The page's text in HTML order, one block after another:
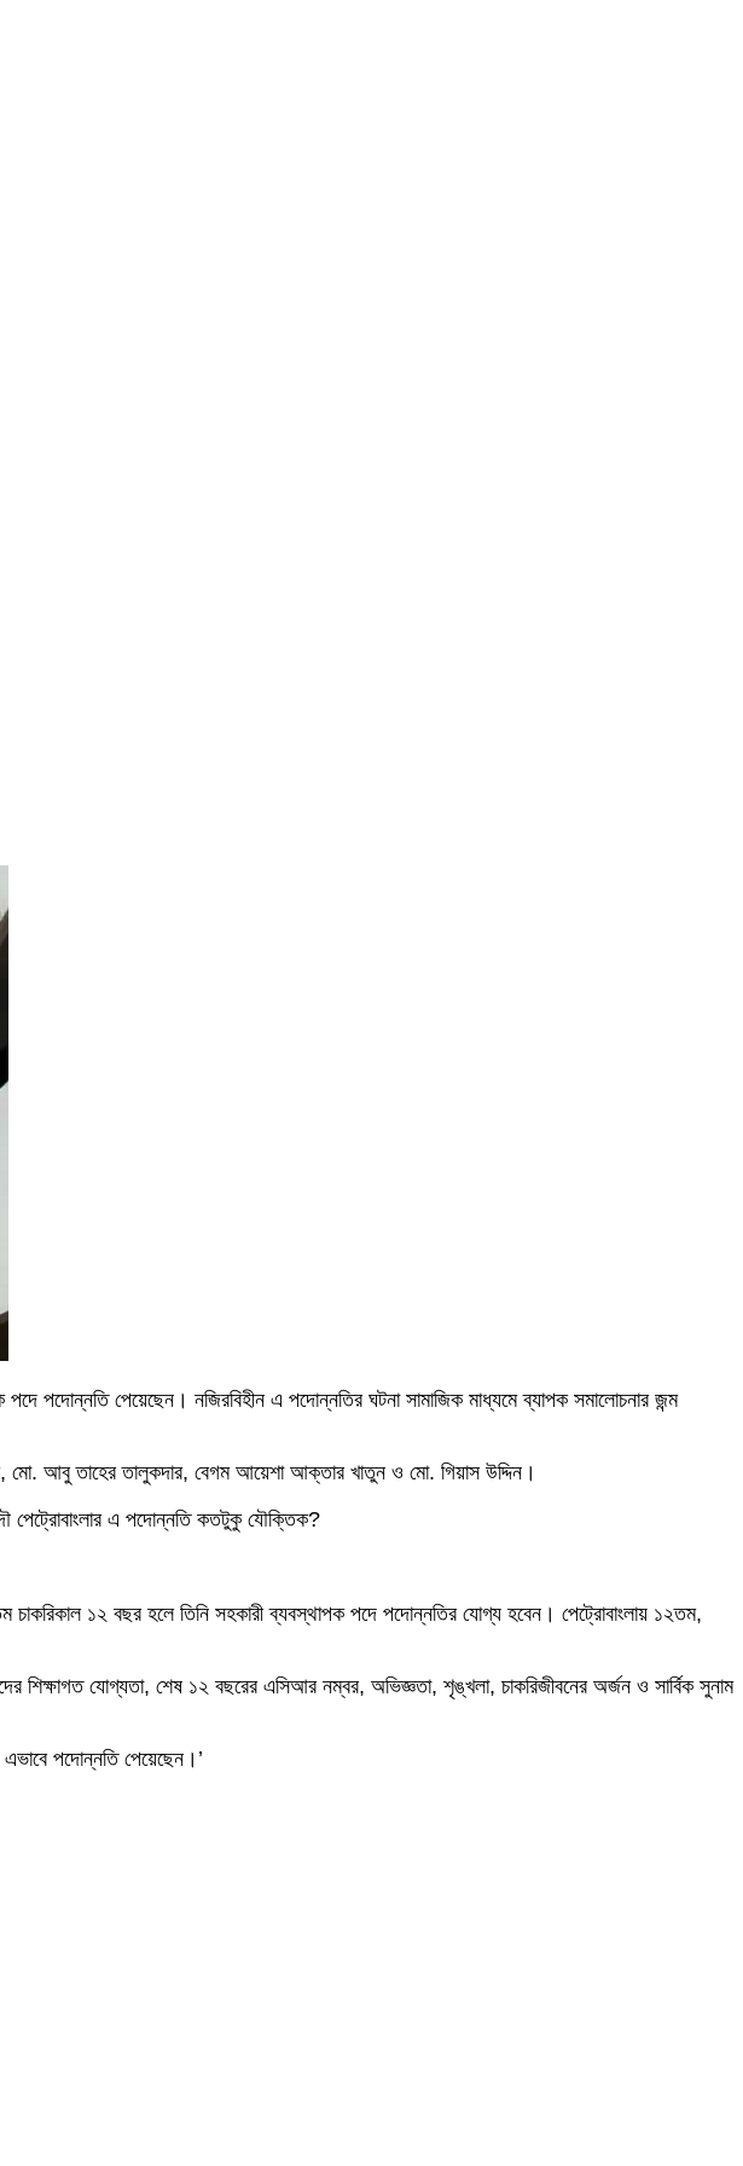
পদোন্নতি পেয়েছেন। নজিরবিহীন এ পদোন্নতির ঘটনা সামাজিক মাধ্যমে ব্যাপক সমালোচনার জন্ম
মো. আবু তাহের তালুকদার, বেগম আয়েশা আক্তার খাতুন ও মো. গিয়াস উদ্দিন।
পেট্রোবাংলার এ পদোন্নতি কতটুকু যৌক্তিক?
চাকরিকাল ১২ বছর হলে তিনি সহকারী ব্যবস্থাপক পদে পদোন্নতির যোগ্য হবেন। পেট্রোবাংলায় ১২তম,
শিক্ষাগত যোগ্যতা, শেষ ১২ বছরের এসিআর নম্বর, অভিজ্ঞতা, শৃঙ্খলা, চাকরিজীবনের অর্জন ও সার্বিক সুনাম
পদোন্নতি পেয়েছেন।’